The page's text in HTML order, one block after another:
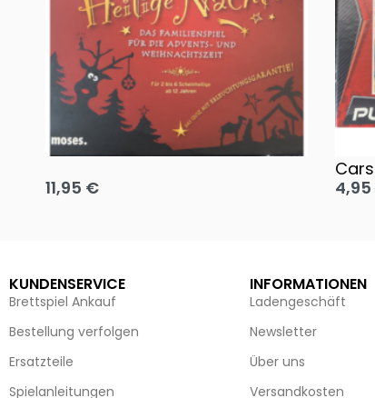
Oh, heilige Nacht!
11,95 €
Cars
4,95
KUNDENSERVICE
Brettspiel Ankauf
Bestellung verfolgen
Ersatzteile
Spielanleitungen
INFORMATIONEN
Ladengeschäft
Newsletter
Über uns
Versandkosten